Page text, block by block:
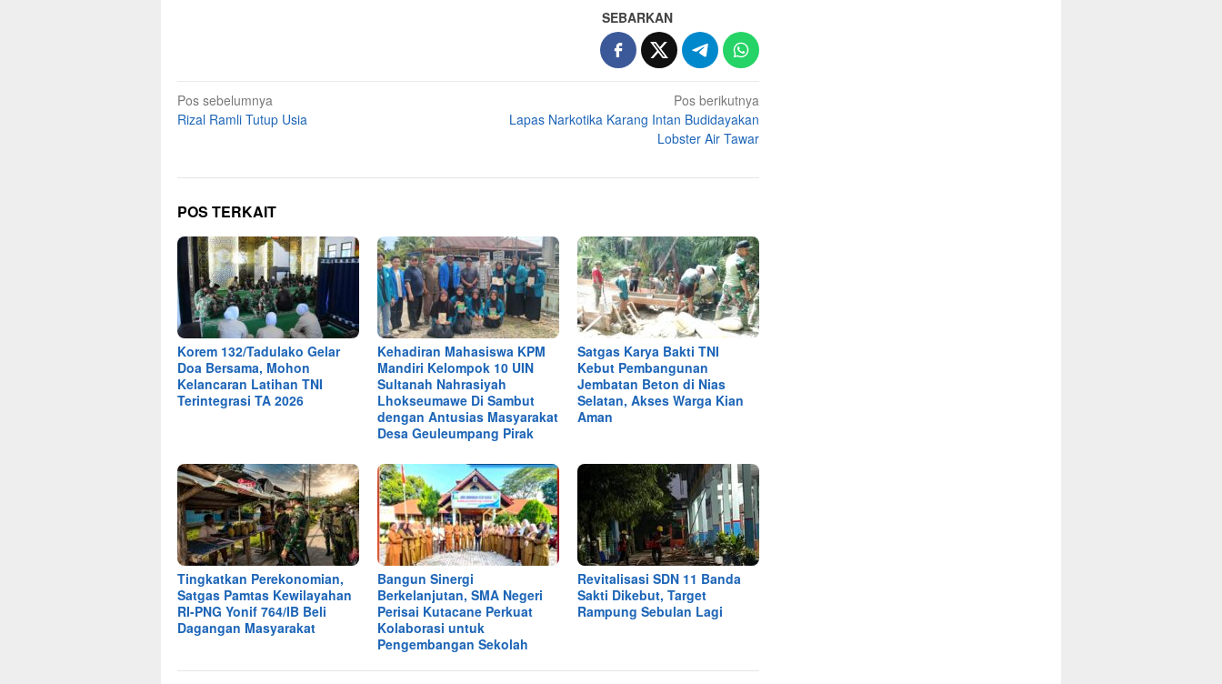
SEBARKAN
Navigasi
pos
Pos sebelumnya
Rizal Ramli Tutup Usia
Pos berikutnya
Lapas Narkotika Karang Intan Budidayakan
Lobster Air Tawar
POS TERKAIT
Korem 132/Tadulako Gelar
Doa Bersama, Mohon
Kelancaran Latihan TNI
Terintegrasi TA 2026
Kehadiran Mahasiswa KPM
Mandiri Kelompok 10 UIN
Sultanah Nahrasiyah
Lhokseumawe Di Sambut
dengan Antusias Masyarakat
Desa Geuleumpang Pirak
Satgas Karya Bakti TNI
Kebut Pembangunan
Jembatan Beton di Nias
Selatan, Akses Warga Kian
Aman
Tingkatkan Perekonomian,
Satgas Pamtas Kewilayahan
RI-PNG Yonif 764/IB Beli
Dagangan Masyarakat
Bangun Sinergi
Berkelanjutan, SMA Negeri
Perisai Kutacane Perkuat
Kolaborasi untuk
Pengembangan Sekolah
Revitalisasi SDN 11 Banda
Sakti Dikebut, Target
Rampung Sebulan Lagi